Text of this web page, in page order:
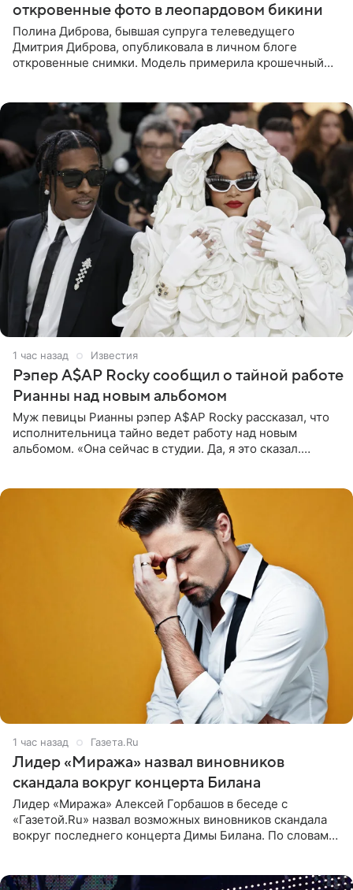
откровенные фото в леопардовом бикини
Полина Диброва, бывшая супруга телеведущего
Дмитрия Диброва, опубликовала в личном блоге
откровенные снимки. Модель примерила крошечный
1 час назад Известия
Рэпер A$AP Rocky сообщил о тайной работе
Рианны над новым альбомом
Муж певицы Рианны рэпер A$AP Rocky рассказал, что
исполнительница тайно ведет работу над новым
альбомом. «Она сейчас в студии. Да, я это сказал.
1 час назад Газета.Ru
Лидер «Миража» назвал виновников
скандала вокруг концерта Билана
Лидер «Миража» Алексей Горбашов в беседе с
«Газетой.Ru» назвал возможных виновников скандала
вокруг последнего концерта Димы Билана. По словам